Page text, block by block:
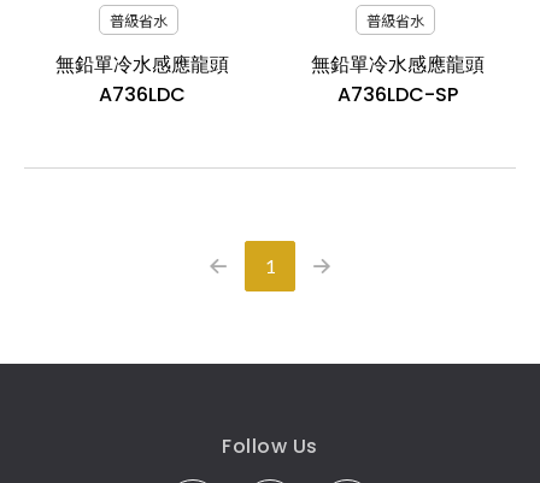
普級省水
無鉛單冷水感應龍頭
A736LDC
普級省水
無鉛單冷水感應龍頭
A736LDC-SP
1
Follow Us